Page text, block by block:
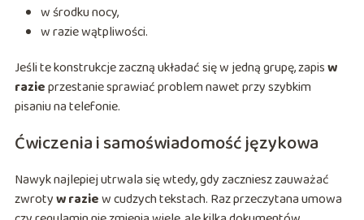
w środku nocy,
w razie wątpliwości.
Jeśli te konstrukcje zaczną układać się w jedną grupę, zapisw
razieprzestanie sprawiać problem nawet przy szybkim
pisaniu na telefonie.
Ćwiczenia i samoświadomość językowa
Nawyk najlepiej utrwala się wtedy, gdy zaczniesz zauważać
zwrotyw raziew cudzych tekstach. Raz przeczytana umowa